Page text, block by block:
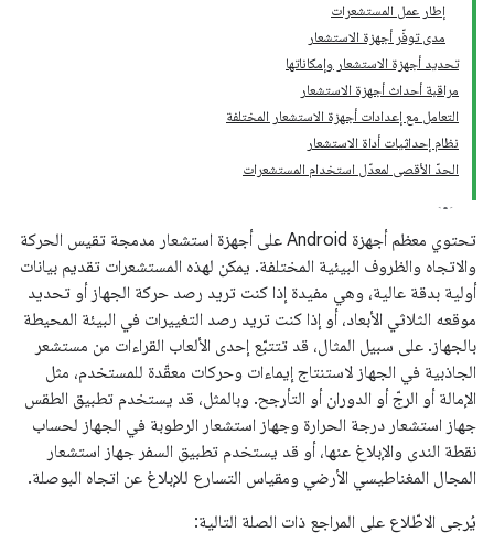
إطار عمل المستشعرات
مدى توفّر أجهزة الاستشعار
تحديد أجهزة الاستشعار وإمكاناتها
مراقبة أحداث أجهزة الاستشعار
التعامل مع إعدادات أجهزة الاستشعار المختلفة
نظام إحداثيات أداة الاستشعار
الحدّ الأقصى لمعدّل استخدام المستشعرات
تحتوي معظم أجهزة Android على أجهزة استشعار مدمجة تقيس الحركة
والاتجاه والظروف البيئية المختلفة. يمكن لهذه المستشعرات تقديم بيانات
أولية بدقة عالية، وهي مفيدة إذا كنت تريد رصد حركة الجهاز أو تحديد
موقعه الثلاثي الأبعاد، أو إذا كنت تريد رصد التغييرات في البيئة المحيطة
بالجهاز. على سبيل المثال، قد تتتبّع إحدى الألعاب القراءات من مستشعر
الجاذبية في الجهاز لاستنتاج إيماءات وحركات معقّدة للمستخدم، مثل
الإمالة أو الرجّ أو الدوران أو التأرجح. وبالمثل، قد يستخدم تطبيق الطقس
جهاز استشعار درجة الحرارة وجهاز استشعار الرطوبة في الجهاز لحساب
نقطة الندى والإبلاغ عنها، أو قد يستخدم تطبيق السفر جهاز استشعار
المجال المغناطيسي الأرضي ومقياس التسارع للإبلاغ عن اتجاه البوصلة.
يُرجى الاطّلاع على المراجع ذات الصلة التالية: